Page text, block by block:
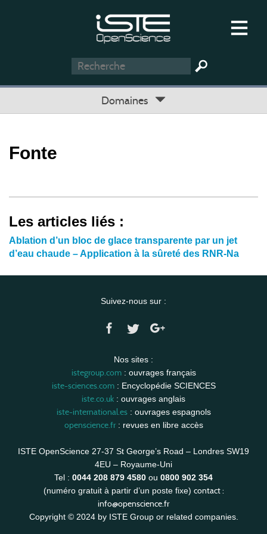
Domaines
Fonte
Les articles liés :
Ablation d’un bloc de glace transparente par un jet
d’eau chaude – Application à la sûreté des RNR-Na
Suivez-nous sur :
Nos sites :
istegroup.com: ouvrages français
iste-sciences.com: Encyclopédie SCIENCES
iste.co.uk : ouvrages anglais
iste-international.es: ouvrages espagnols
openscience.fr: revues en libre accès
ISTE OpenScience 27-37 St George’s Road – Londres SW19
4EU – Royaume-Uni
Tel : 0044 208 879 4580 ou 0800 902 354
(numéro gratuit à partir d’un poste fixe) contact :
info@openscience.fr
Copyright © 2024 by ISTE Group or related companies.